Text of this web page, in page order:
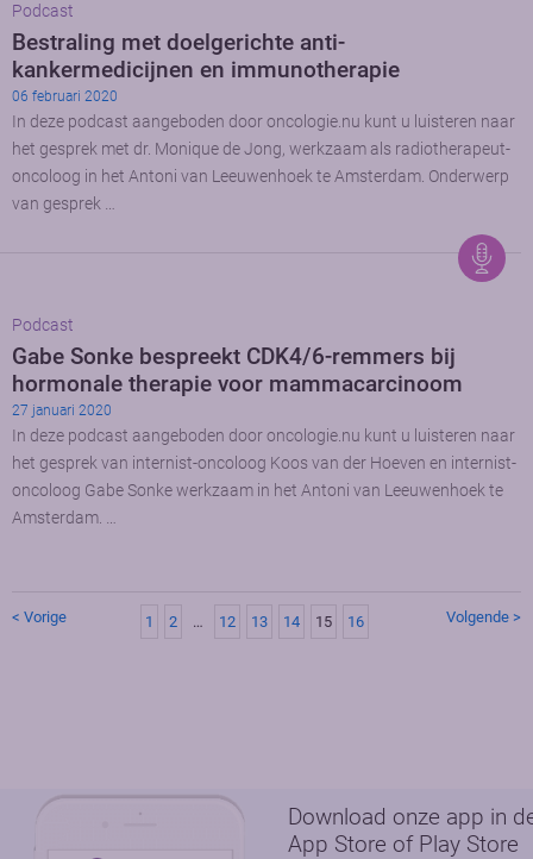
Podcast
Bestraling met doelgerichte anti-
kankermedicijnen en immunotherapie
06 februari 2020
In deze podcast aangeboden door oncologie.nu kunt u luisteren naar
het gesprek met dr. Monique de Jong, werkzaam als radiotherapeut-
oncoloog in het Antoni van Leeuwenhoek te Amsterdam. Onderwerp
van gesprek …
Podcast
Gabe Sonke bespreekt CDK4/6-remmers bij
hormonale therapie voor mammacarcinoom
27 januari 2020
In deze podcast aangeboden door oncologie.nu kunt u luisteren naar
het gesprek van internist-oncoloog Koos van der Hoeven en internist-
oncoloog Gabe Sonke werkzaam in het Antoni van Leeuwenhoek te
Amsterdam. …
< Vorige 1 2 … 12 13 14 15 16 Volgende >
Download onze app in
App Store of Play Store